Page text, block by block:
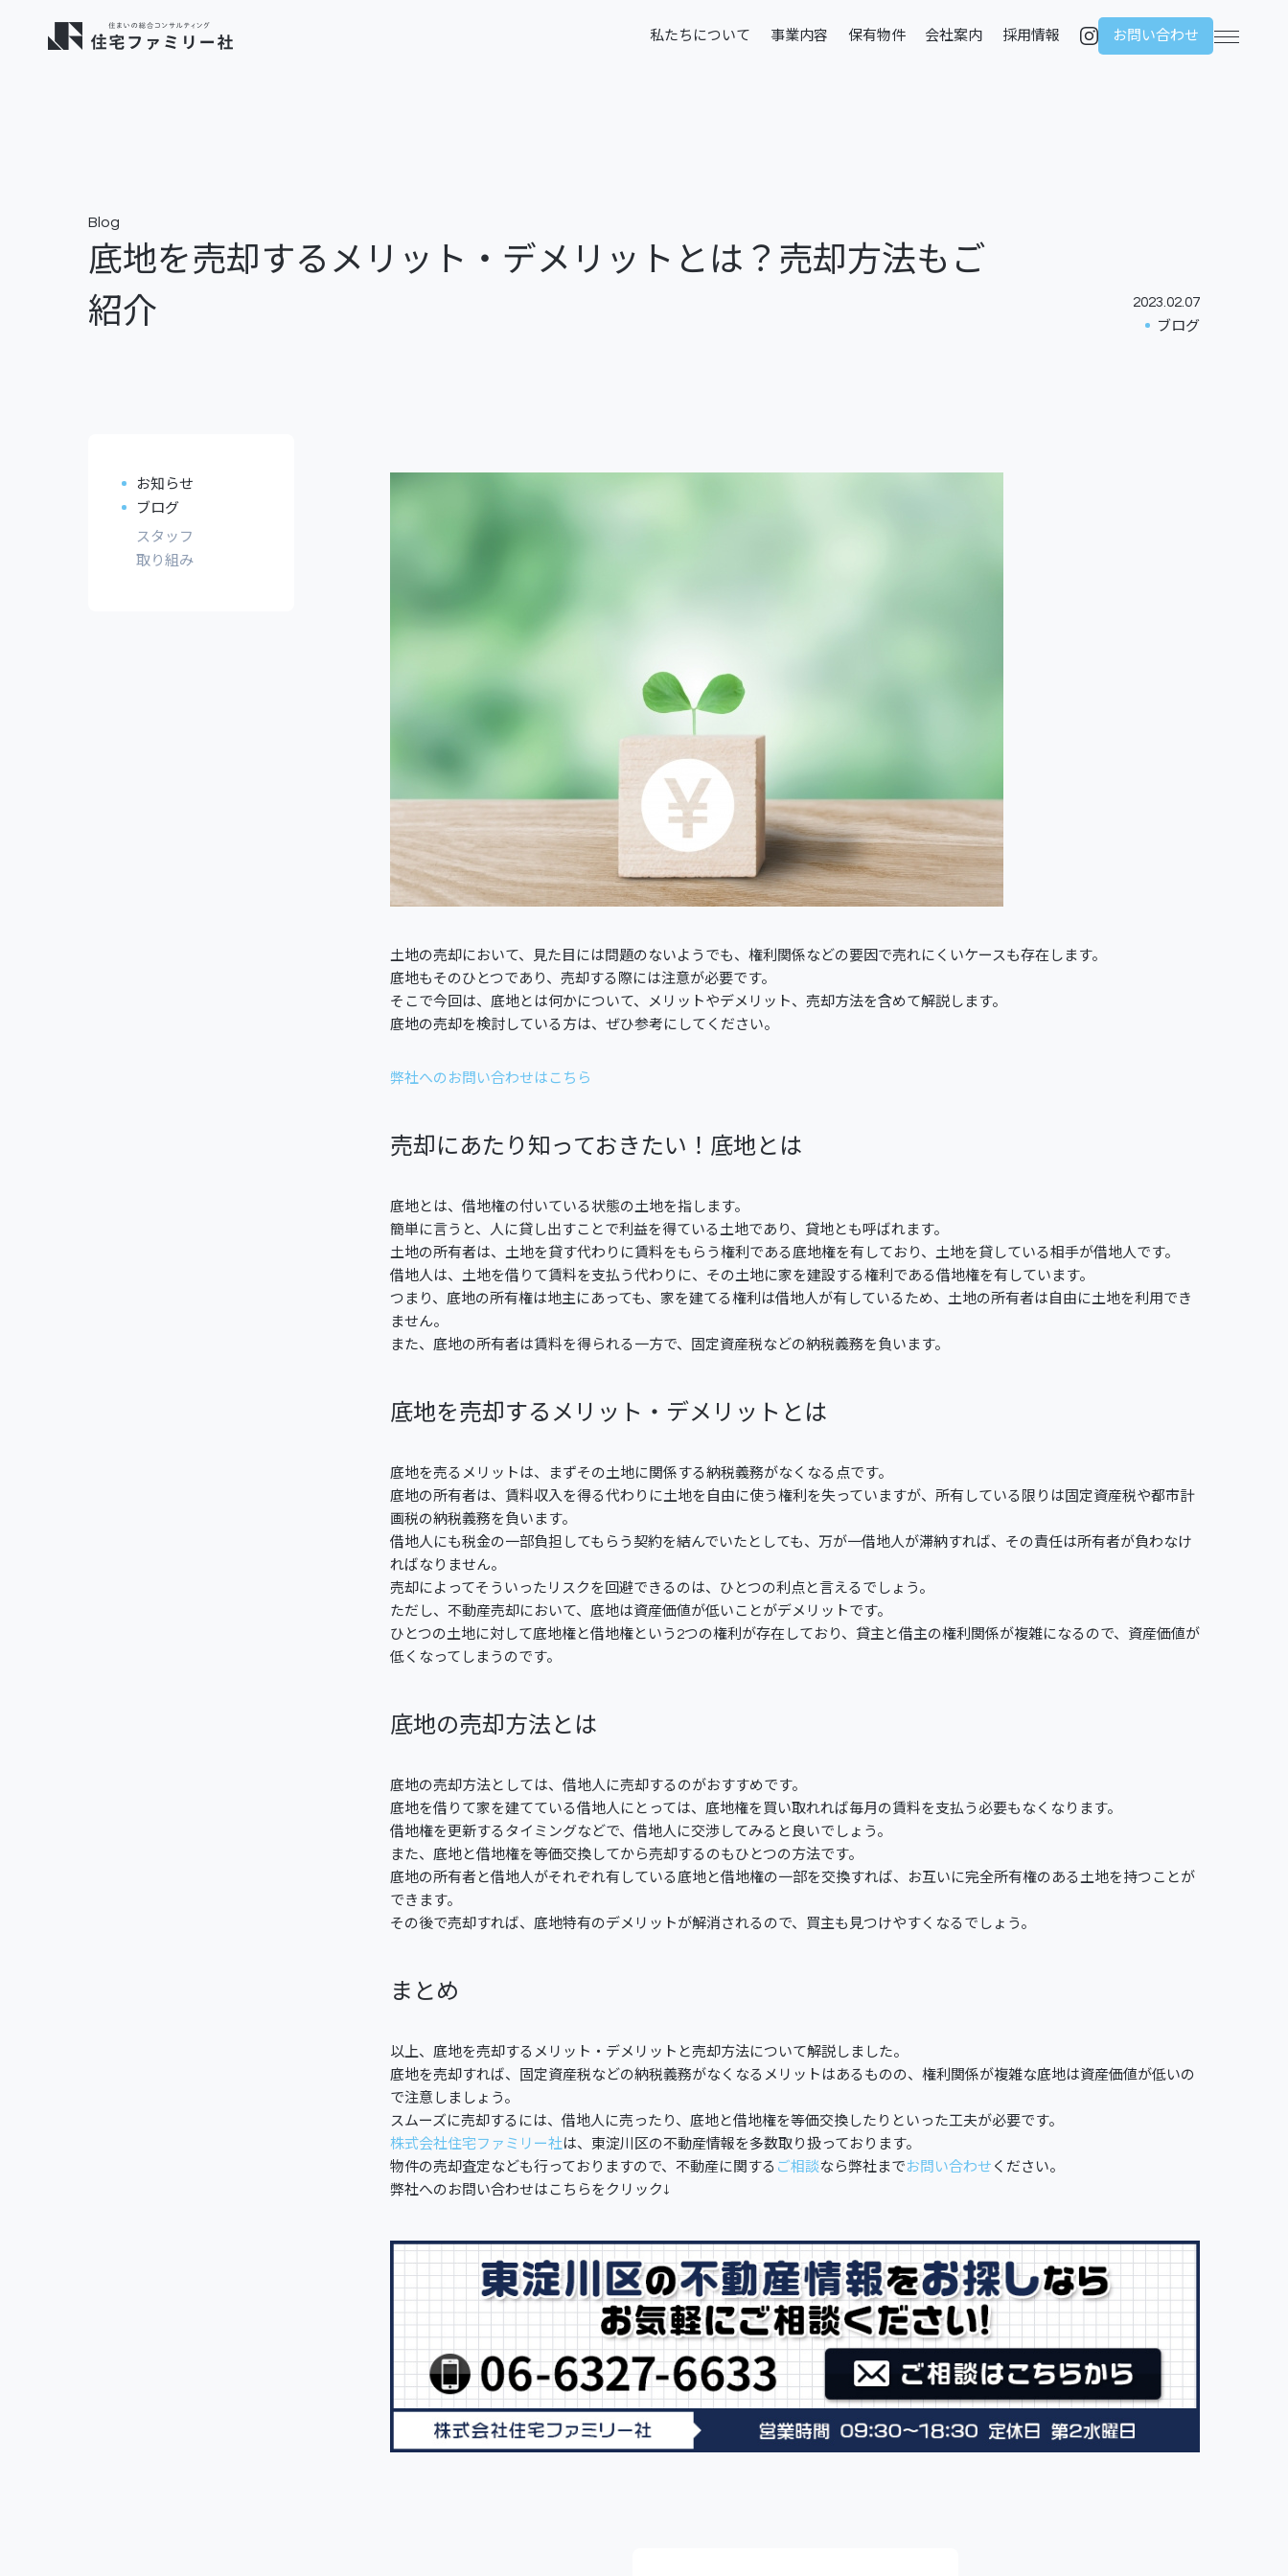
本文までスキップする
私たちについて
事業内容
保有物件
会社案内
採用情報
お問い合わせ
メニュ
底地を売却するメリット・デメリットとは？売却方法もご
紹介
Blog
2023.02.07
ブログ
土地の売却において、見た目には問題のないようでも、権利関係などの要因で売れにくいケースも存在します。
底地もそのひとつであり、売却する際には注意が必要です。
そこで今回は、底地とは何かについて、メリットやデメリット、売却方法を含めて解説します。
底地の売却を検討している方は、ぜひ参考にしてください。
弊社へのお問い合わせはこちら
売却にあたり知っておきたい！底地とは
底地とは、借地権の付いている状態の土地を指します。
簡単に言うと、人に貸し出すことで利益を得ている土地であり、貸地とも呼ばれます。
土地の所有者は、土地を貸す代わりに賃料をもらう権利である底地権を有しており、土地を貸している相手が借地人です。
借地人は、土地を借りて賃料を支払う代わりに、その土地に家を建設する権利である借地権を有しています。
つまり、底地の所有権は地主にあっても、家を建てる権利は借地人が有しているため、土地の所有者は自由に土地を利用でき
ません。
また、底地の所有者は賃料を得られる一方で、固定資産税などの納税義務を負います。
底地を売却するメリット・デメリットとは
底地を売るメリットは、まずその土地に関係する納税義務がなくなる点です。
底地の所有者は、賃料収入を得る代わりに土地を自由に使う権利を失っていますが、所有している限りは固定資産税や都市計
画税の納税義務を負います。
借地人にも税金の一部負担してもらう契約を結んでいたとしても、万が一借地人が滞納すれば、その責任は所有者が負わなけ
ればなりません。
売却によってそういったリスクを回避できるのは、ひとつの利点と言えるでしょう。
ただし、不動産売却において、底地は資産価値が低いことがデメリットです。
ひとつの土地に対して底地権と借地権という2つの権利が存在しており、貸主と借主の権利関係が複雑になるので、資産価値が
低くなってしまうのです。
底地の売却方法とは
底地の売却方法としては、借地人に売却するのがおすすめです。
底地を借りて家を建てている借地人にとっては、底地権を買い取れれば毎月の賃料を支払う必要もなくなります。
借地権を更新するタイミングなどで、借地人に交渉してみると良いでしょう。
また、底地と借地権を等価交換してから売却するのもひとつの方法です。
底地の所有者と借地人がそれぞれ有している底地と借地権の一部を交換すれば、お互いに完全所有権のある土地を持つことが
できます。
その後で売却すれば、底地特有のデメリットが解消されるので、買主も見つけやすくなるでしょう。
まとめ
以上、底地を売却するメリット・デメリットと売却方法について解説しました。
底地を売却すれば、固定資産税などの納税義務がなくなるメリットはあるものの、権利関係が複雑な底地は資産価値が低いの
で注意しましょう。
スムーズに売却するには、借地人に売ったり、底地と借地権を等価交換したりといった工夫が必要です。
株式会社住宅ファミリー社は、東淀川区の不動産情報を多数取り扱っております。
物件の売却査定なども行っておりますので、不動産に関する ご相談なら弊社まで お問い合わせ ください。
弊社へのお問い合わせはこちらをクリック↓
お知らせ
ブログ
スタッフ
取り組み